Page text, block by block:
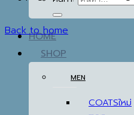
HOME
SHOP
MEN
COATS
Back to home